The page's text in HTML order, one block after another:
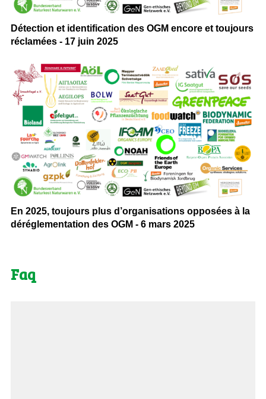
Détection et identification des OGM encore et toujours
réclamées - 17 juin 2025
En 2025, toujours plus d’organisations opposées à la
déréglementation des OGM - 6 mars 2025
Faq